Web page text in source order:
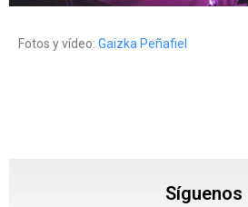
Fotos y vídeo: Gaizka Peñafiel
Síguenos